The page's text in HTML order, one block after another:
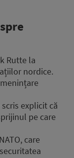
Rutte la
nordice.
explicit că
pe care
care